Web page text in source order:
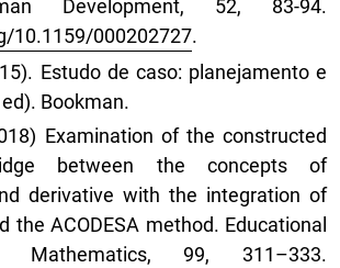
Development, 52, 83-94.
10.1159/000202727.
Estudo de caso: planejamento e
Bookman.
Examination of the constructed
between the concepts of
derivative with the integration of
the ACODESA method. Educational
Mathematics, 99, 311–333.